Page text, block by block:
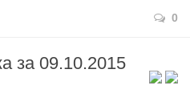
г. Уфы 0
за 09.10.2015